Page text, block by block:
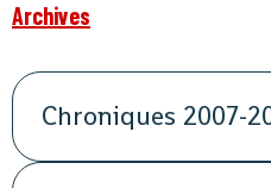
Archives
Chroniques 2007-